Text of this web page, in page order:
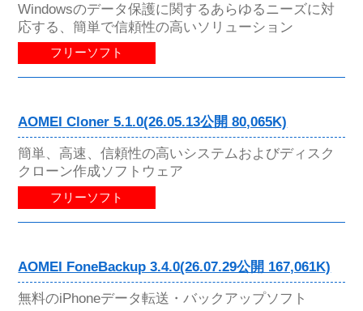
Windowsのデータ保護に関するあらゆるニーズに対
応する、簡単で信頼性の高いソリューション
フリーソフト
AOMEI Cloner 5.1.0(26.05.13公開 80,065K)
簡単、高速、信頼性の高いシステムおよびディスク
クローン作成ソフトウェア
フリーソフト
AOMEI FoneBackup 3.4.0(26.07.29公開 167,061K)
無料のiPhoneデータ転送・バックアップソフト